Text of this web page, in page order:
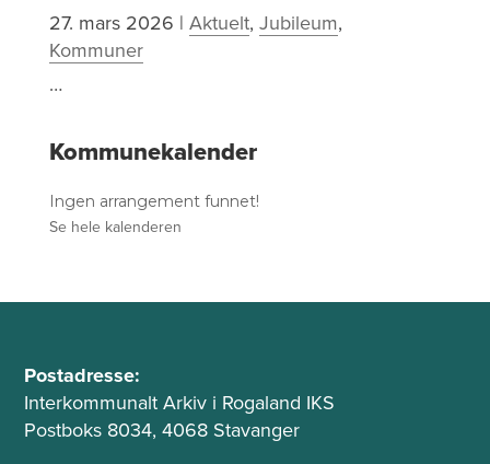
27. mars 2026 | Aktuelt, Jubileum,
Kommuner
…
Kommunekalender
Ingen arrangement funnet!
Se hele kalenderen
A
d
r
Postadresse:
Interkommunalt Arkiv i Rogaland IKS
Postboks 8034, 4068 Stavanger